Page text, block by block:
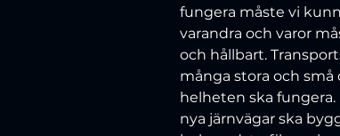
fungera måste vi
varandra och varor
och hållbart.
många stora och små
helheten ska
nya järnvägar ska